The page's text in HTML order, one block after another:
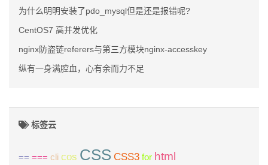
为什么明明安装了pdo_mysql但是还是报错呢?
CentOS7 高并发优化
nginx防盗链referers与第三方模块nginx-accesskey
纵有一身满腔血，心有余而力不足
标签云
== === cli cos CSS CSS3 for html